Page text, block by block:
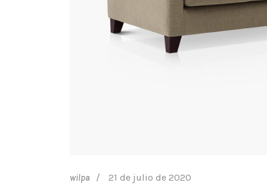
wilpa 21 de julio de 2020